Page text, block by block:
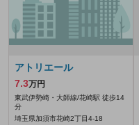
アトリエール
7.3万円
東武伊勢崎・大師線/花崎駅 徒歩14
分
埼玉県加須市花崎2丁目4-18